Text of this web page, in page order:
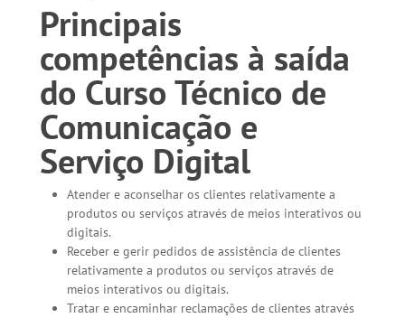
Principais
competências à saída
do Curso Técnico de
Comunicação e
Serviço Digital
Atender e aconselhar os clientes relativamente a
produtos ou serviços através de meios interativos ou
digitais.
Receber e gerir pedidos de assistência de clientes
relativamente a produtos ou serviços através de
meios interativos ou digitais.
Tratar e encaminhar reclamações de clientes através